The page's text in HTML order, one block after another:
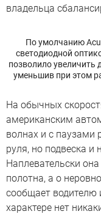
владельца
По умолчанию
светодиодной
позволило увеличить
уменьшив при этом
На обычных
американским
волнах и с паузами
руля, но подвеска и
Наплевательски
полотна, а о
сообщает водителю
характере нет